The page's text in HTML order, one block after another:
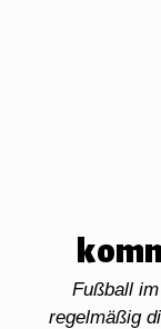
Fußball
regelmäßig